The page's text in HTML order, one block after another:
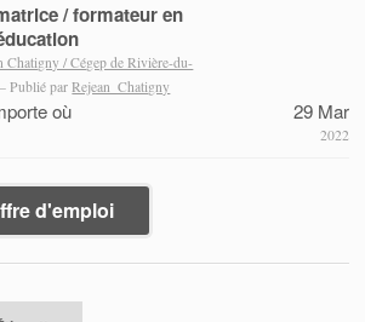
/ formateur en
Chatigny / Cégep de Rivière-du-
– Publié parRejean_Chatigny
où 29 Mar
2022
d'emploi